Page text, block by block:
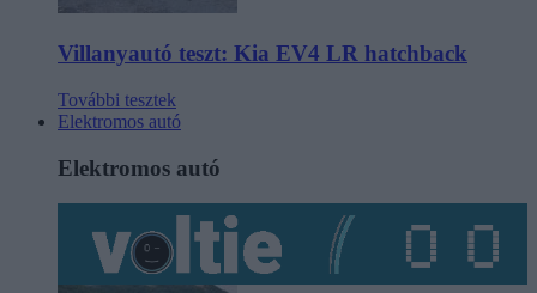
Villanyautó teszt: Kia EV4 LR hatchback
További tesztek
Elektromos autó
Elektromos autó